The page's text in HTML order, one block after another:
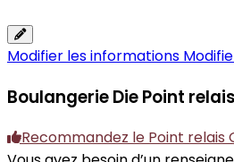
Modifier les informations
Boulangerie DiePoint
Recommandez le Point relais